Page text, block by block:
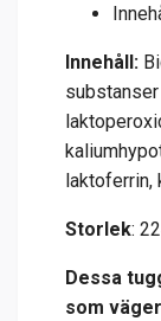
Innehåll:
laktoferrin,
Storlek:
Dessa
som